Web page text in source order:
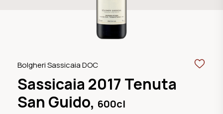
Bolgheri Sassicaia DOC
Sassicaia 2017 Tenuta
San Guido, 600cl